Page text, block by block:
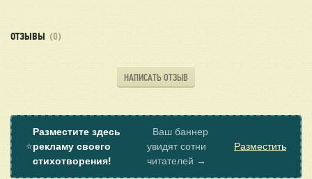
ОТЗЫВЫ (0)
НАПИСАТЬ ОТЗЫВ
⭐
Разместите здесь
рекламу своего
стихотворения!
Ваш баннер
увидят сотни
читателей →
Разместить